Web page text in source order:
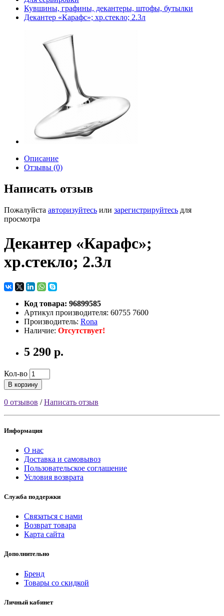
Кувшины, графины, декантеры, штофы, бутылки
Декантер «Карафс»; хр.стекло; 2.3л
Описание
Отзывы (0)
Написать отзыв
Пожалуйста авторизуйтесь или зарегистрируйтесь для
просмотра
Декантер «Карафс»;
хр.стекло; 2.3л
Код товара: 96899585
Артикул производителя: 60755 7600
Производитель: Rona
Наличие: Отсутствует!
5 290 р.
Кол-во
В корзину
0 отзывов /Написать отзыв
Информация
О нас
Доставка и самовывоз
Пользовательское соглашение
Условия возврата
Служба поддержки
Связаться с нами
Возврат товара
Карта сайта
Дополнительно
Бренд
Товары со скидкой
Личный кабинет